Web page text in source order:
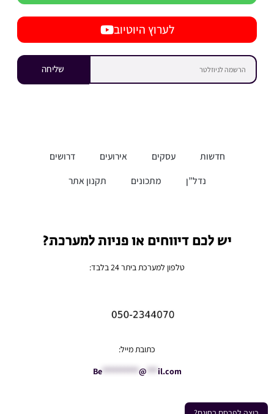
לערוץ היוטיוב
שליחה
חדשות עסקים אירועים
דרושים
נדל”ן
מתכונים תקנון אתר
יש לכם דיווחים או פניות למערכת?
טלפון למערכת ביתר 24 בלבד:
כתובת מייל:
Be********** @ *** il.com